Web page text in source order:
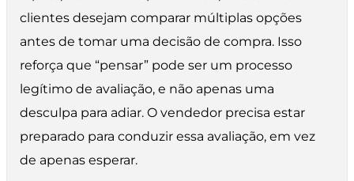
clientes desejam comparar múltiplas opções
antes de tomar uma decisão de compra. Isso
reforça que “pensar” pode ser um processo
legítimo de avaliação, e não apenas uma
desculpa para adiar. O vendedor precisa estar
preparado para conduzir essa avaliação, em vez
de apenas esperar.